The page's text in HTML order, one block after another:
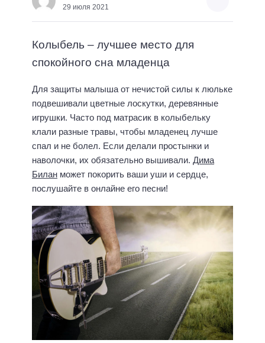
29 июля 2021
Колыбель – лучшее место для
спокойного сна младенца
Для защиты малыша от нечистой силы к люльке
подвешивали цветные лоскутки, деревянные
игрушки. Часто под матрасик в колыбельку
клали разные травы, чтобы младенец лучше
спал и не болел. Если делали простынки и
наволочки, их обязательно вышивали. Дима
Билан может покорить ваши уши и сердце,
послушайте в онлайне его песни!